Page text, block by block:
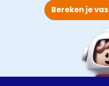
Bereken je